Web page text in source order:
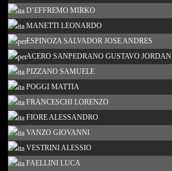
D’EFFREMO MIRKO
MANETTI LEONARDO
ESPINOZA SALVADOR JOSE ANDRES
ACERO SANPEDRANO GUSTAVO JORDAN
PIZZANO SAMUELE
POGGI MATTIA
FRANCESCHI LORENZO
FIORE ALESSANDRO
VANZO GIOVANNI
VESTRINI ALESSIO
FAELLINI LUCA